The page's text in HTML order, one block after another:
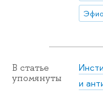
В статье
упомянуты
и